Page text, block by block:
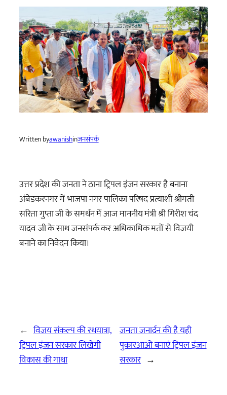
Written byawanishinजनसंपर्क
उत्तर प्रदेश की जनता ने ठाना ट्रिपल इंजन सरकार है बनाना
अंबेडकरनगर में भाजपा नगर पालिका परिषद प्रत्याशी श्रीमती
सरिता गुप्ता जी के समर्थन में आज माननीय मंत्री श्री गिरीश चंद
यादव जी के साथ जनसंपर्क कर अधिकाधिक मतों से विजयी
बनाने का निवेदन किया।
← विजय संकल्प की रथयात्रा,
ट्रिपल इंजन सरकार लिखेगी
विकास की गाथा
जनता जनार्दन की है यही
पुकारआओ बनाएं ट्रिपल इंजन
सरकार →